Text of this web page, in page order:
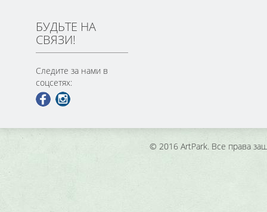
БУДЬТЕ НА
СВЯЗИ!
Следите за нами в
соцсетях:
© 2016 ArtPark. Все права